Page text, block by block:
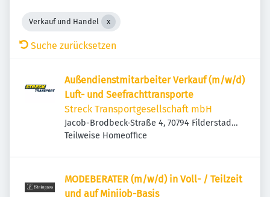
Verkauf und Handel
Suche zurücksetzen
Außendienstmitarbeiter Verkauf (m/w/d)
Luft- und Seefrachttransporte
Streck Transportgesellschaft mbH
Jacob-Brodbeck-Straße 4, 70794 Filderstadt,
Deutschland
Teilweise Homeoffice
MODEBERATER (m/w/d) in Voll- / Teilzeit
und auf Minijob-Basis